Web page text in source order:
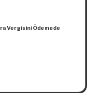
Vergisini Ödemede